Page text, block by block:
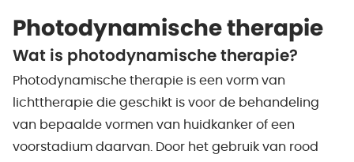
Photodynamische therapie
Wat is photodynamische therapie?
Photodynamische therapie is een vorm van
lichttherapie die geschikt is voor de behandeling
van bepaalde vormen van huidkanker of een
voorstadium daarvan. Door het gebruik van rood